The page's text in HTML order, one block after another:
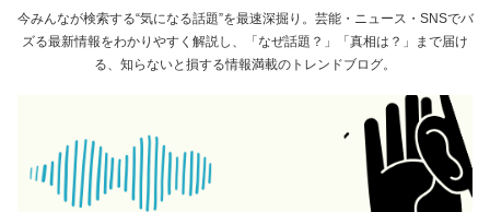
今みんなが検索する“気になる話題”を最速深掘り。芸能・ニュース・SNSでバ
ズる最新情報をわかりやすく解説し、「なぜ話題？」「真相は？」まで届け
る、知らないと損する情報満載のトレンドブログ。